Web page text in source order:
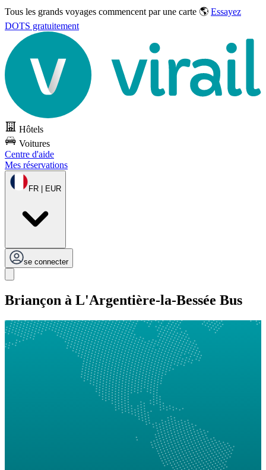
Tous les grands voyages commencent par une carte 🌎 Essayez
DOTS gratuitement
Hôtels
Voitures
Centre d'aide
Mes réservations
FR | EUR
se connecter
Briançon à L'Argentière-la-Bessée Bus